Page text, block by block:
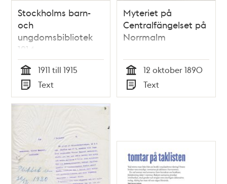
Stockholms barn-
och
ungdomsbibliotek
1914
Tid
1911 till 1915
Typ
Text
Myteriet på
Centralfängelset på
Norrmalm
Tid
12 oktober 1890
Typ
Text